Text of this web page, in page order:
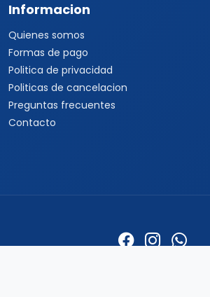
Informacion
Quienes somos
Formas de pago
Politica de privacidad
Politicas de cancelacion
Preguntas frecuentes
Contacto